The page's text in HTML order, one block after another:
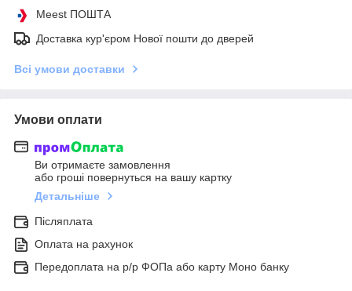
Meest ПОШТА
Доставка кур'єром Нової пошти до дверей
Всі умови доставки
Умови оплати
Ви отримаєте замовлення
або гроші повернуться на вашу картку
Детальніше
Післяплата
Оплата на рахунок
Передоплата на р/р ФОПа або карту Моно банку